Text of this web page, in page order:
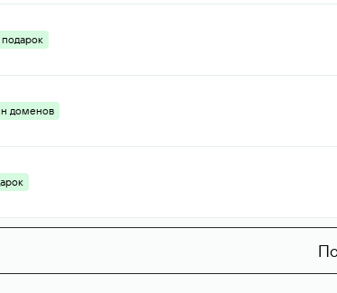
подарок
доменов